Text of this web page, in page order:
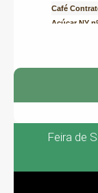
Feira de